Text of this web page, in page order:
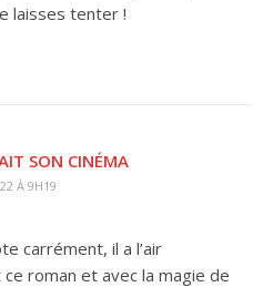
laisses tenter !
SON CINÉMA
À 9H19
carrément, il a l’air
roman et avec la magie de